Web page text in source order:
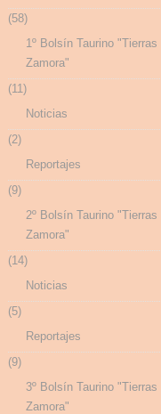
(58)
1º Bolsín Taurino "Tierras
Zamora"
(11)
Noticias
(2)
Reportajes
(9)
2º Bolsín Taurino "Tierras
Zamora"
(14)
Noticias
(5)
Reportajes
(9)
3º Bolsín Taurino "Tierras
Zamora"